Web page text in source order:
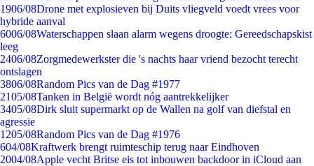
1906/08Drone met explosieven bij Duits vliegveld voedt vrees voor
hybride aanval
6006/08Waterschappen slaan alarm wegens droogte: Gereedschapskist
leeg
2406/08Zorgmedewerkster die 's nachts haar vriend bezocht terecht
ontslagen
3806/08Random Pics van de Dag #1977
2105/08Tanken in België wordt nóg aantrekkelijker
3405/08Dirk sluit supermarkt op de Wallen na golf van diefstal en
agressie
1205/08Random Pics van de Dag #1976
604/08Kraftwerk brengt ruimteschip terug naar Eindhoven
2004/08Apple vecht Britse eis tot inbouwen backdoor in iCloud aan